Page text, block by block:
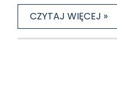
CZYTAJ WIĘCEJ »